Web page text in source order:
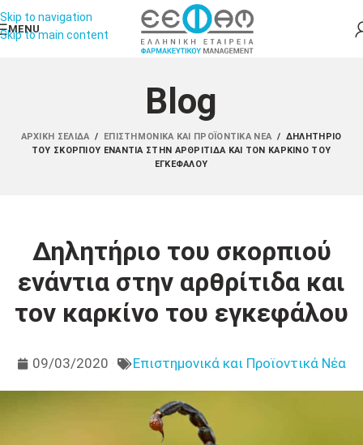
Skip to navigation
Skip to main content
MENU
Blog
ΑΡΧΙΚΉ ΣΕΛΊΔΑ / ΕΠΙΣΤΗΜΟΝΙΚΆ ΚΑΙ ΠΡΟΪΟΝΤΙΚΆ ΝΈΑ / ΔΗΛΗΤΉΡΙΟ
ΤΟΥ ΣΚΟΡΠΙΟΎ ΕΝΆΝΤΙΑ ΣΤΗΝ ΑΡΘΡΊΤΙΔΑ ΚΑΙ ΤΟΝ ΚΑΡΚΊΝΟ ΤΟΥ
ΕΓΚΕΦΆΛΟΥ
Δηλητήριο του σκορπιού
ενάντια στην αρθρίτιδα και
τον καρκίνο του εγκεφάλου
09/03/2020 Επιστημονικά και Προϊοντικά Νέα